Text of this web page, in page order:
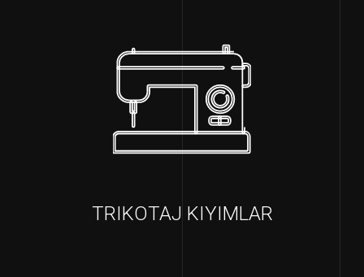
TRIKOTAJ KIYIMLAR